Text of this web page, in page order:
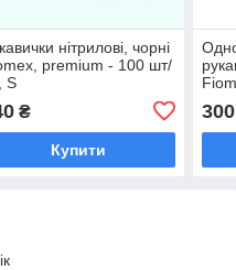
нітрилові, чорні
premium - 100 шт/
S
₴
Купити
300